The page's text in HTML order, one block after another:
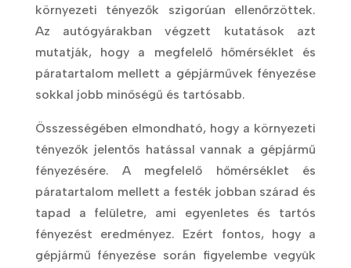
környezeti tényezők szigorúan ellenőrzöttek.
Az autógyárakban végzett kutatások azt
mutatják, hogy a megfelelő hőmérséklet és
páratartalom mellett a gépjárművek fényezése
sokkal jobb minőségű és tartósabb.
Összességében elmondható, hogy a környezeti
tényezők jelentős hatással vannak a gépjármű
fényezésére. A megfelelő hőmérséklet és
páratartalom mellett a festék jobban szárad és
tapad a felületre, ami egyenletes és tartós
fényezést eredményez. Ezért fontos, hogy a
gépjármű fényezése során figyelembe vegyük